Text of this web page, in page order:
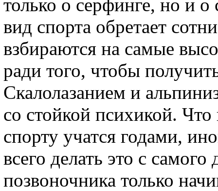
только о серфинге, но и о
вид спорта обретает
взбираются на самые
ради того, чтобы
Скалолазанием и
со стойкой психикой. Что
спорту учатся годами,
всего делать это с самого
позвоночника только